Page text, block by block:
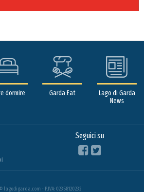
dormire Garda Eat
Lago di Garda
News
Seguici su
lagodigarda.com - P.IVA: 02358120232